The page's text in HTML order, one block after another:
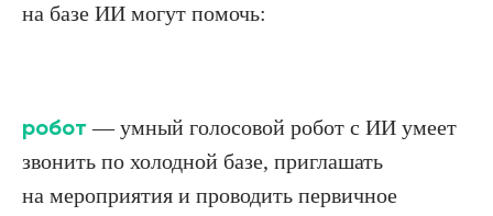
на базе ИИ могут помочь:
робот — умный голосовой робот с ИИ умеет
звонить по холодной базе, приглашать
на мероприятия и проводить первичное